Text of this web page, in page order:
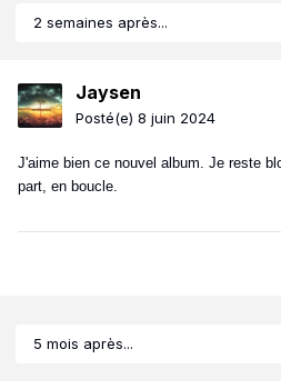
2 semaines après...
Jaysen
Posté(e) 8 juin 2024
J'aime bien ce nouvel album. Je reste
part, en boucle.
5 mois après...